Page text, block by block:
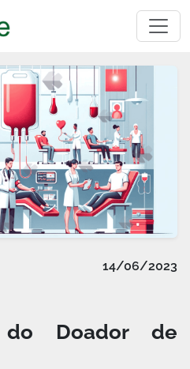
14/06/2023
Doador de